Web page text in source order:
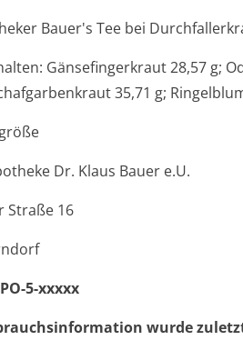
Bauer's Tee bei
Gänsefingerkraut 28,57 g;
35,71 g;
Dr. Klaus Bauer e.U.
Straße 16
5-xxxxx
wurde